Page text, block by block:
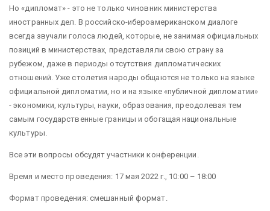
Но «дипломат» - это не только чиновник министерства
иностранных дел. В российско-иберoaмериканском диалоге
всегда звучали голоса людей, которые, не занимая официальных
позиций в министерствах, представляли свою страну за
рубежом, даже в периоды отсутствия дипломатических
отношений. Уже столетия народы общаются не только на языке
официальной дипломатии, но и на языке «публичной дипломатии»
- экономики, культуры, науки, образования, преодолевая тем
самым государственные границы и обогащая национальные
культуры.
Все эти вопросы обсудят участники конференции.
Время и место проведения: 17 мая 2022 г., 10:00 – 18:00
Формат проведения: смешанный формат.